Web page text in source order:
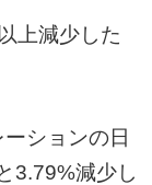
上減少した
ションの日
3.79%減少し